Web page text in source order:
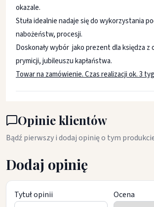
okazale.
Stuła idealnie nadaje się do wykorzystania
nabożeństw, procesji.
Doskonały wybór jako prezent dla księdza z
prymicji, jubileuszu kapłaństwa.
Towar na zamówienie. Czas realizacji ok. 3
Opinie klientów
Bądź pierwszy i dodaj opinię o tym
Dodaj opinię
Tytuł opinii Ocena